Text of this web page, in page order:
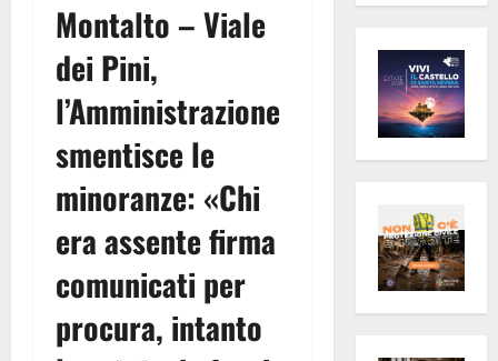
Montalto – Viale
dei Pini,
l’Amministrazione
smentisce le
minoranze: «Chi
era assente firma
comunicati per
procura, intanto